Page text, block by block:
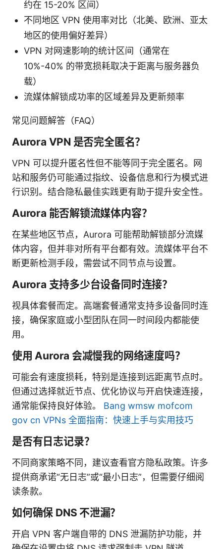
约在 15-20% 区间）
不同地区 VPN 使用率对比（北美、欧洲、亚太
地区的使用偏好差异）
VPN 对网速影响的统计区间（通常在
10%-40% 的带宽损耗取决于距离与服务器负
载）
流媒体解锁成功率的区域差异及更新频率
常见问题解答（FAQ）
Aurora VPN 是否完全匿名？
VPN 可以提升匿名性但不能等同于完全匿名。网
站和服务仍可能通过指纹、设备信息和行为模式进
行识别。结合隐私最佳实践更有助于提升安全性。
Aurora 能否解锁流媒体内容？
在某些地区节点，Aurora 可能帮助解锁部分流媒
体内容，但并非对所有平台都有效。流媒体平台不
断更新检测手段，需尝试不同节点与设置。
Aurora 支持多少台设备同时连接？
视具体套餐而定。高端套餐通常支持多设备同时连
接，确保家庭或小型团队在同一时间段内都能使
用。
使用 Aurora 会减慢我的网络速度吗？
可能会有速度损耗，特别是连接到远距离节点时。
但通过选择就近节点、优化协议与开启快速连接，
通常能保持良好体验。 Bang wmsw mofcom
gov cn VPNs 全面指南：快速上手与实用技巧
是否有日志记录？
不同商家策略不同，建议查看官方隐私政策。许多
提供商承诺“无日志”或“最小日志”，但需要仔细阅
读条款。
如何确保 DNS 不泄漏？
开启 VPN 客户端自带的 DNS 泄漏防护功能，并